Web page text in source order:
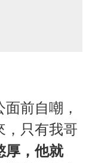
前自嘲，
，只有我哥
厚，他就